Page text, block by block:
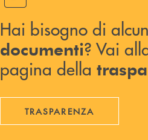
Hai bisogno di
documenti? Vai
pagina della
TRASPARENZA